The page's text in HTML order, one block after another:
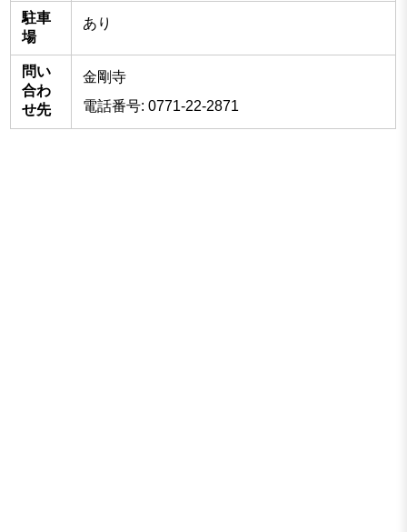
駐車
場
あり
問い
合わ
せ先
金剛寺
電話番号: 0771-22-2871